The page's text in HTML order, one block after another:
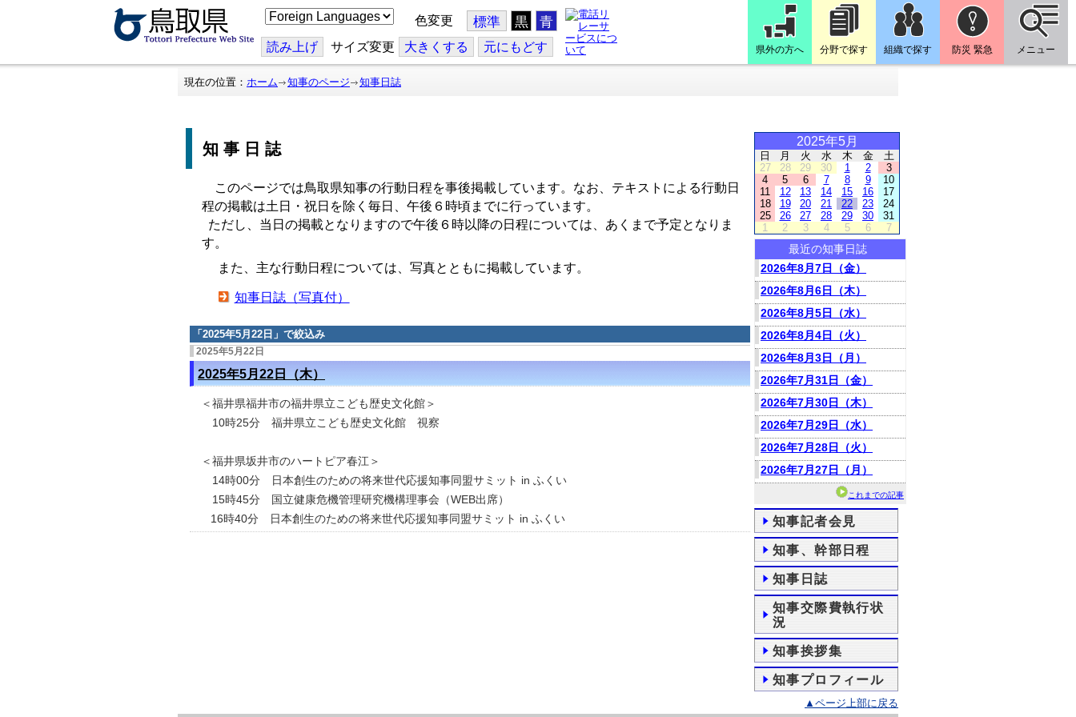
こ
の
ジ
を
翻
色変更 標準 黒 青
読み上げ サイズ変更 大きくする 元にもどす 県外の方へ 分野で探す 組織で探す 防災 緊急 メニュー
現在の位置： ホーム 知事のページ 知事日誌
知事日誌
このページでは鳥取県知事の行動日程を事後掲載しています。なお、テキストによる行動日
程の掲載は土日・祝日を除く毎日、午後６時頃までに行っています。
ただし、当日の掲載となりますので午後６時以降の日程については、あくまで予定となりま
す。
また、主な行動日程については、写真とともに掲載しています。
知事日誌（写真付）
「 2025年5月22日 」で絞込み
2025年5月22日
2025年5月22日（木）
＜福井県福井市の福井県立こども歴史文化館＞
10時25分 福井県立こども歴史文化館 視察
＜福井県坂井市のハートピア春江＞
14時00分 日本創生のための将来世代応援知事同盟サミット in ふくい
15時45分 国立健康危機管理研究機構理事会（WEB出席）
16時40分 日本創生のための将来世代応援知事同盟サミット in ふくい
2025年5月
日 月 火 水 木 金
土
27
28 29 30 1 2
3
4
5 6 7 8 9
10
11
12 13 14 15 16
17
18
19 20 21 22 23
24
25
26 27 28 29 30
31
1
2 3 4 5 6 7
最近の知事日誌
2026年8月7日（金）
2026年8月6日（木）
2026年8月5日（水）
2026年8月4日（火）
2026年8月3日（月）
2026年7月31日（金）
2026年7月30日（木）
2026年7月29日（水）
2026年7月28日（火）
2026年7月27日（月）
これまでの記事
知事記者会見
知事、幹部日程
知事日誌
知事交際費執行状
況
知事挨拶集
知事プロフィール
▲ページ上部に戻る